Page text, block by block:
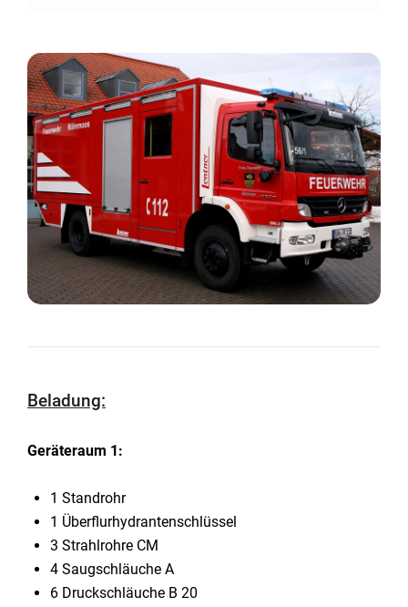
Beladung:
Geräteraum 1:
1 Standrohr
1 Überflurhydrantenschlüssel
3 Strahlrohre CM
4 Saugschläuche A
6 Druckschläuche B 20